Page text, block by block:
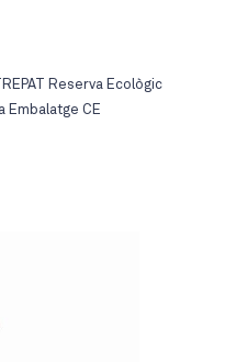
Reserva Ecològic
Embalatge CE